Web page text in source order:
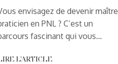
envisagez de devenir maître
en PNL ? C’est un
fascinant qui vous…
L'ARTICLE